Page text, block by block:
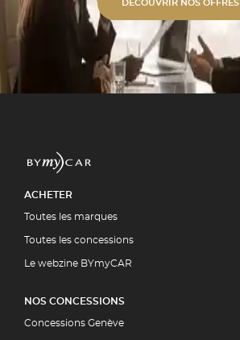
alu unies ou bi-ton. ✓
Polissage professionnel et
✓ Expertise
par la quasi-totalité des
DÉCOUVRIR NOS OFFRES
ACHETER
Toutes les marques
Toutes les concessions
Le webzine BYmyCAR
NOS CONCESSIONS
Concessions Genève